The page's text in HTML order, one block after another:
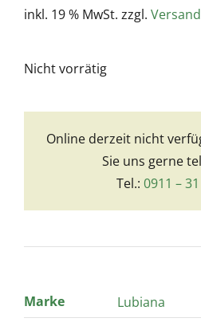
inkl. 19 % MwSt. zzgl.
Nicht vorrätig
Online derzeit nicht
Sie uns gerne
Tel.: 0911 –
Marke
Lubiana